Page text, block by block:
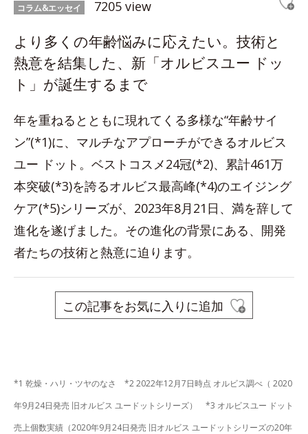
コラム&エッセイ 7205 view
より多くの年齢悩みに応えたい。技術と
熱意を結集した、新「オルビスユー ドッ
ト」が誕生するまで
年を重ねるとともに現れてくる多様な“年齢サイ
ン”(*1)に、マルチなアプローチができるオルビス
ユー ドット。ベストコスメ24冠(*2)、累計461万
本突破(*3)を誇るオルビス最高峰(*4)のエイジング
ケア(*5)シリーズが、2023年8月21日、満を辞して
進化を遂げました。その進化の背景にある、開発
者たちの技術と熱意に迫ります。
この記事をお気に入りに追加
*1 乾燥・ハリ・ツヤのなさ *2 2022年12月7日時点 オルビス調べ（ 2020
年9月24日発売 旧オルビス ユードットシリーズ） *3 オルビスユー ドット
売上個数実績（2020年9月24日発売 旧オルビス ユードットシリーズの20年